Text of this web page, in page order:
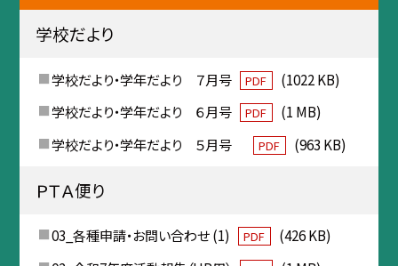
学校だより
学校だより・学年だより ７月号 PDF
(1022 KB)
学校だより・学年だより ６月号
PDF
(1 MB)
学校だより・学年だより ５月号
PDF (963 KB)
ＰＴＡ便り
03_各種申請・お問い合わせ (1) PDF
(426 KB)